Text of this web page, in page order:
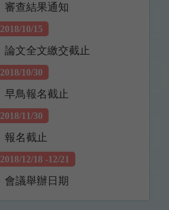
審查結果通知
2018/10/15
論文全文繳交截止
2018/10/30
早鳥報名截止
2018/11/30
報名截止
2018/12/18 -12/21
會議舉辦日期